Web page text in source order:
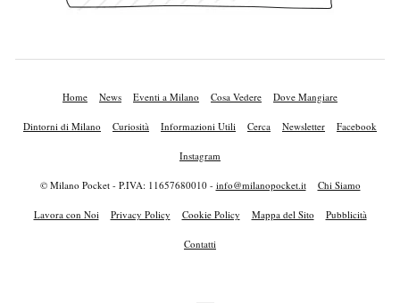
Home News Eventi a Milano Cosa Vedere Dove Mangiare
Dintorni di Milano Curiosità Informazioni Utili Cerca Newsletter Facebook
Instagram
© Milano Pocket - P.IVA: 11657680010 - info@milanopocket.it Chi Siamo
Lavora con Noi Privacy Policy Cookie Policy Mappa del Sito Pubblicità
Contatti